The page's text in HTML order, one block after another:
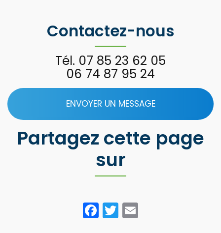
Contactez-nous
Tél. 07 85 23 62 05
06 74 87 95 24
ENVOYER UN MESSAGE
Partagez cette page
sur
Facebook
Twitter